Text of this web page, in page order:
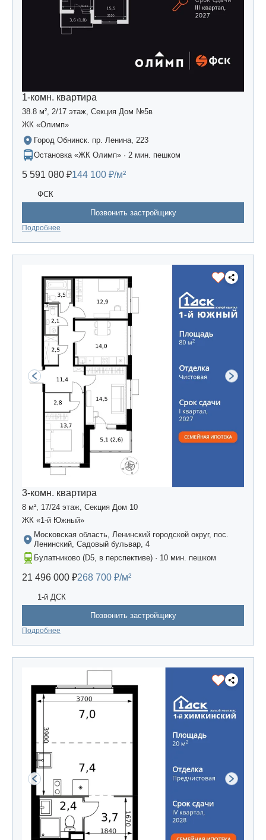
1-комн. квартира
38.8 м², 2/17 этаж, Секция Дом №5в
ЖК «Олимп»
Город Обнинск. пр. Ленина, 223
Остановка «ЖК Олимп» · 2 мин. пешком
5 591 080 ₽144 100 ₽/м²
ФСК
Позвонить застройщику
Подробнее
3-комн. квартира
8 м², 17/24 этаж, Секция Дом 10
ЖК «1-й Южный»
Московская область, Ленинский городской округ, пос.
Ленинский, Садовый бульвар, 4
Булатниково (D5, в перспективе) · 10 мин. пешком
21 496 000 ₽268 700 ₽/м²
1-й ДСК
Позвонить застройщику
Подробнее